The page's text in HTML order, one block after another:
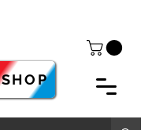
SHOP